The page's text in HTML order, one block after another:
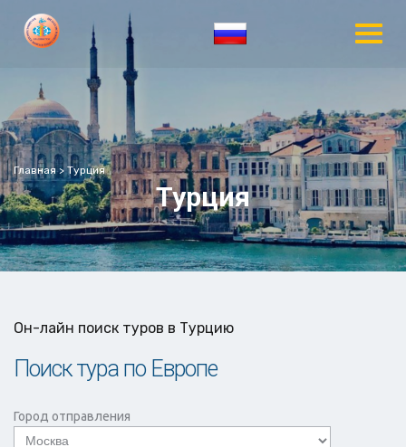
Главная>Турция
Турция
Он-лайн поиск туров в Турцию
Поиск тура по Европе
Город отправления